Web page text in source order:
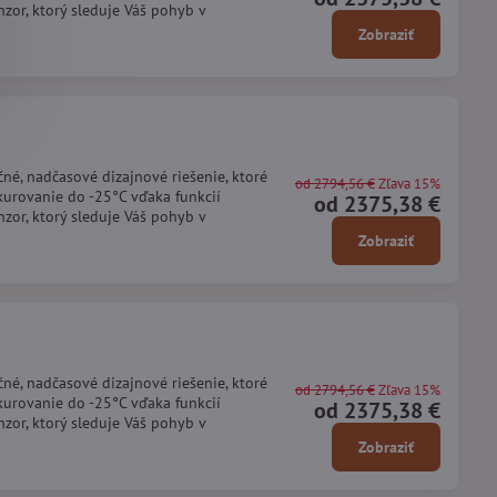
ktorý sleduje Váš pohyb v
Zobraziť
nadčasové dizajnové riešenie, ktoré
do -25°C vďaka funkcií
ktorý sleduje Váš pohyb v
od 2375,38 €
od 2794,56 €Zľava 15%
Zobraziť
nadčasové dizajnové riešenie, ktoré
do -25°C vďaka funkcií
ktorý sleduje Váš pohyb v
od 2375,38 €
od 2794,56 €Zľava 15%
Zobraziť